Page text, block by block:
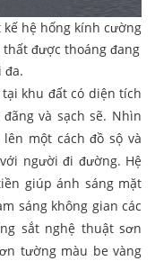
hệ hống kính cường
được thoáng đang
đa.
khu đất có diện tích
và sạch sẽ. Nhìn
một cách đồ sộ và
người đi đường. Hệ
giúp ánh sáng mặt
sáng không gian các
sắt nghệ thuật sơn
tường màu be vàng